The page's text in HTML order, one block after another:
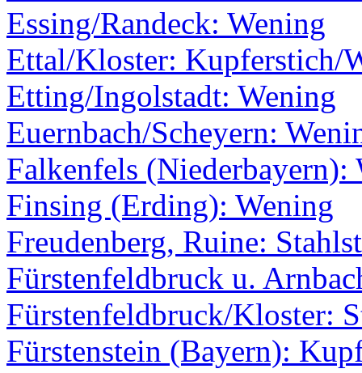
Essing/Randeck: Wening
Ettal/Kloster: Kupferstich/
Etting/Ingolstadt: Wening
Euernbach/Scheyern:
Falkenfels (Niederbayern):
Finsing (Erding): Wening
Freudenberg, Ruine:
Fürstenfeldbruck u.
Fürstenfeldbruck/Kloster:
Fürstenstein (Bayern):